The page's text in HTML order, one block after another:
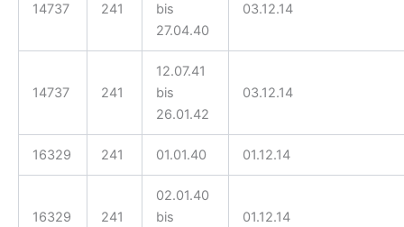
14737 241
bis
27.04.40
03.12.14
14737 241
12.07.41
bis
26.01.42
03.12.14
16329 241 01.01.40 01.12.14
16329 241
02.01.40
bis
01.12.14